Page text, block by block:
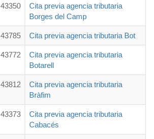
43350
Cita previa agencia tributaria
Borges del Camp
43785 Cita previa agencia tributaria Bot
43772
Cita previa agencia tributaria
Botarell
43812
Cita previa agencia tributaria
Bràfim
43373
Cita previa agencia tributaria
Cabacés